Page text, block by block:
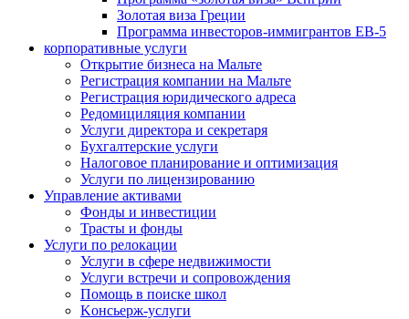
Золотая виза Греции
Программа инвесторов-иммигрантов EB-5
корпоративные услуги
Открытие бизнеса на Мальте
Регистрация компании на Мальте
Регистрация юридического адреса
Редомициляция компании
Услуги директора и секретаря
Бухгалтерские услуги
Налоговое планирование и оптимизация
Услуги по лицензированию
Управление активами
Фонды и инвестиции
Трасты и фонды
Услуги по релокации
Услуги в сфере недвижимости
Услуги встречи и сопровождения
Помощь в поиске школ
Kонсьерж-услуги